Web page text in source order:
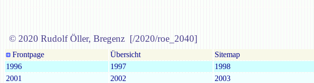
© 2020 Rudolf Öller, Bregenz [/2020/roe_2040]
Frontpage Übersicht Sitemap
1996
1997 1998
2001
2002 2003